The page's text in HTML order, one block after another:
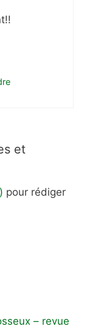
et
pour rédiger
– revue